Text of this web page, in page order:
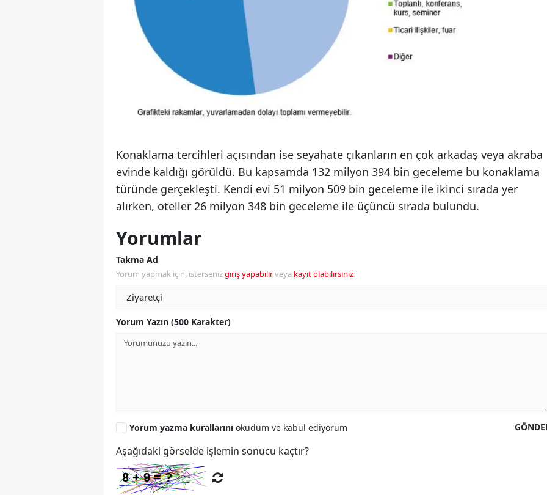
Konaklama tercihleri açısından ise seyahate çıkanların en çok arkadaş veya akraba
evinde kaldığı görüldü. Bu kapsamda 132 milyon 394 bin geceleme bu konaklama
türünde gerçekleşti. Kendi evi 51 milyon 509 bin geceleme ile ikinci sırada yer
alırken, oteller 26 milyon 348 bin geceleme ile üçüncü sırada bulundu.
Yorumlar
Takma Ad
Yorum yapmak için, istersenizgiriş yapabilirveya kayıt olabilirsiniz.
Yorum Yazın (500 Karakter)
Yorum yazma kurallarını okudum ve kabul ediyorum
Aşağıdaki görselde işlemin sonucu kaçtır?